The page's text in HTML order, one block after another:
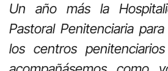
Un año más la
Pastoral Penitenciaria
los centros